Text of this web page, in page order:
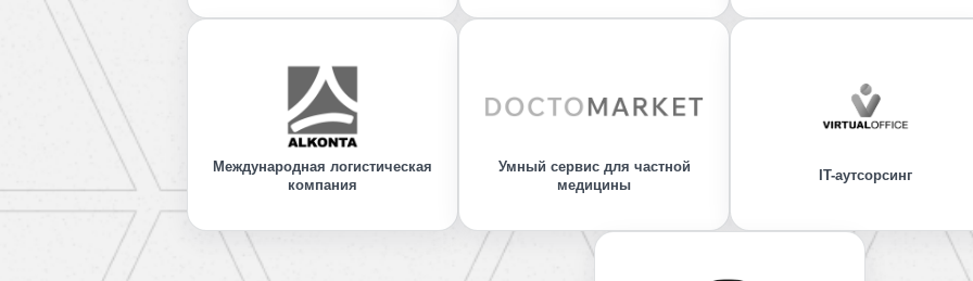
Международная логистическая
компания
Умный сервис для частной
медицины
IT-аутсорсинг